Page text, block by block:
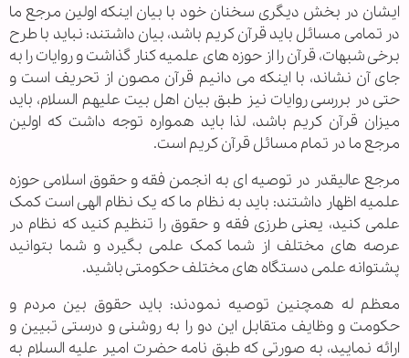
ایشان در بخش دیگری سخنان خود با بیان اینکه اولین مرجع ما
در تمامی مسائل باید قرآن کریم باشد، بیان داشتند: نباید با طرح
برخی شبهات، قرآن را از حوزه های علمیه کنار گذاشت و روایات را به
جای آن نشاند، با اینکه می دانیم قرآن مصون از تحریف است و
حتی در بررسی روایات نیز طبق بیان اهل بیت علیهم السلام، باید
میزان قرآن کریم باشد، لذا باید همواره توجه داشت که اولین
مرجع ما در تمام مسائل قرآن کریم است.
مرجع عالیقدر در توصیه ای به انجمن فقه و حقوق اسلامی حوزه
علمیه اظهار داشتند: باید به نظام ما که یک نظام الهی است کمک
علمی کنید، یعنی طرزی فقه و حقوق را تنظیم کنید که نظام در
عرصه های مختلف از شما کمک علمی بگیرد و شما بتوانید
پشتوانه علمی دستگاه های مختلف حکومتی باشید.
معظم له همچنین توصیه نمودند: باید حقوق بین مردم و
حکومت و وظایف متقابل این دو را به روشنی و درستی تبیین و
ارائه نمایید، به صورتی که طبق نامه حضرت امیر علیه السلام به